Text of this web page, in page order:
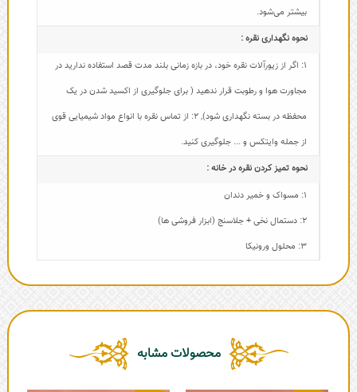
بیشتر می‌شود.
نحوه نگهداری نقره :
1: اگر از زیورآلات نقره خود، در بازه زمانی بلند مدت قصد استفاده ندارید در
مجاورت هوا و رطوبت قرار ندهید ( برای جلوگیری از اکسید شدن در یک
محفظه در بسته نگهداری شود), 2: از تماس نقره با انواع مواد شیمیایی قوی
از جمله وایتکس و ... جلوگیری کنید.
نحوه تمیز کردن نقره در خانه :
1: مسواک و خمیر دندان
2: دستمال نخی + جلاسنج (ابزار فروشی ها)
3: محلول ورونیکا
محصولات مشابه